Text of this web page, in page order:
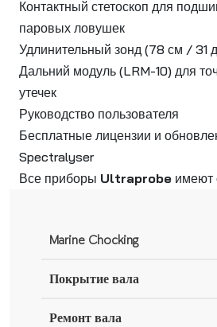
Контактный стетоскоп для
паровых ловушек
Удлинительный зонд (78 см / 31
Дальний модуль (LRM-10) для
утечек
Руководство пользователя
Бесплатные лицензии и
Spectralyser
Все приборы Ultraprobe имеют
Marine Chocking
Покрытие вала
Ремонт вала